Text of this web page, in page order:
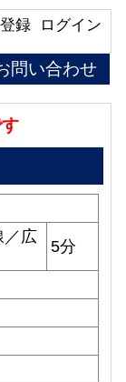
ログイン
録
問い合わせ
／広
5分